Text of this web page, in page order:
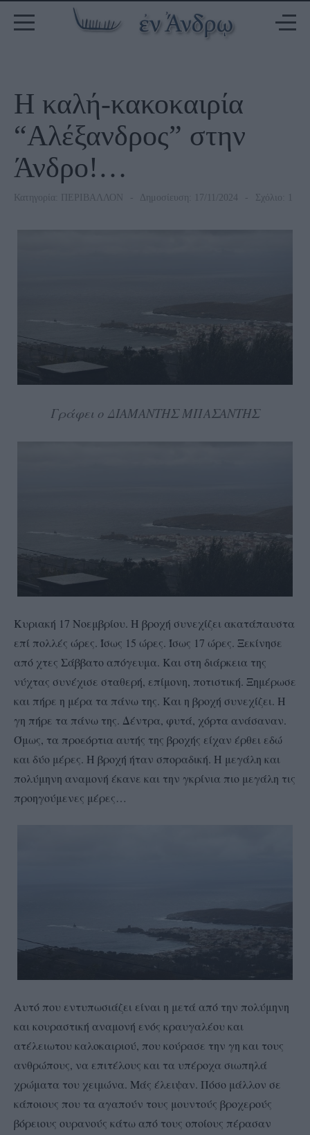
Η καλή-κακοκαιρία
“Αλέξανδρος” στην
Άνδρο!…
Κατηγορία: ΠΕΡΙΒΑΛΛΟΝ Δημοσίευση: 17/11/2024 Σχόλιο: 1
Γράφει ο ΔΙΑΜΑΝΤΗΣ ΜΠΑΣΑΝΤΗΣ
Κυριακή 17 Νοεμβρίου. Η βροχή συνεχίζει ακατάπαυστα
επί πολλές ώρες. Ίσως 15 ώρες. Ίσως 17 ώρες. Ξεκίνησε
από χτες Σάββατο απόγευμα. Και στη διάρκεια της
νύχτας συνέχισε σταθερή, επίμονη, ποτιστική. Ξημέρωσε
και πήρε η μέρα τα πάνω της. Και η βροχή συνεχίζει. Η
γη πήρε τα πάνω της. Δέντρα, φυτά, χόρτα ανάσαναν.
Όμως, τα προεόρτια αυτής της βροχής είχαν έρθει εδώ
και δύο μέρες. Η βροχή ήταν σποραδική. Η μεγάλη και
πολύμηνη αναμονή έκανε και την γκρίνια πιο μεγάλη τις
προηγούμενες μέρες…
Αυτό που εντυπωσιάζει είναι η μετά από την πολύμηνη
και κουραστική αναμονή ενός κραυγαλέου και
ατέλειωτου καλοκαιριού, που κούρασε την γη και τους
ανθρώπους, να επιτέλους και τα υπέροχα σιωπηλά
χρώματα του χειμώνα. Μάς έλειψαν. Πόσο μάλλον σε
κάποιους που τα αγαπούν τους μουντούς βροχερούς
βόρειους ουρανούς κάτω από τους οποίους πέρασαν